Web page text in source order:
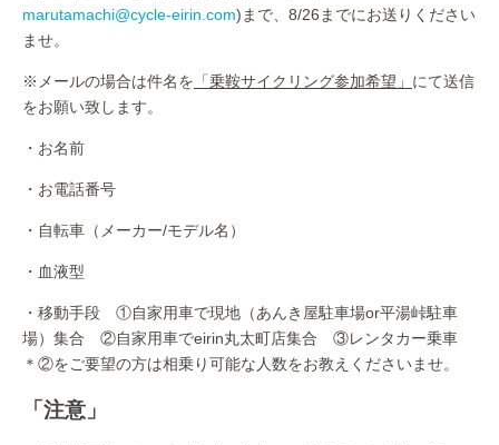
marutamachi@cycle-eirin.com)まで、8/26までにお送りください
ませ。
※メールの場合は件名を 「乗鞍サイクリング参加希望」 にて送信
をお願い致します。
・お名前
・お電話番号
・自転車（メーカー/モデル名）
・血液型
・移動手段 ①自家用車で現地（あんき屋駐車場or平湯峠駐車
場）集合 ②自家用車でeirin丸太町店集合 ③レンタカー乗車
＊②をご要望の方は相乗り可能な人数をお教えくださいませ。
「注意」